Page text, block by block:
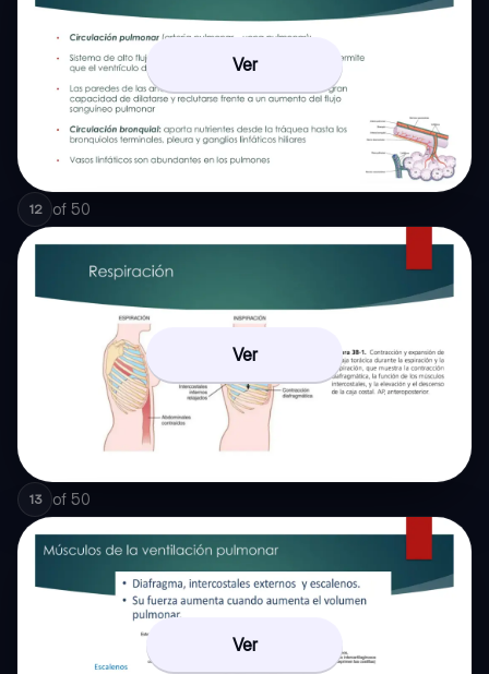
Ver
12 of 50
Ver
13 of 50
Ver